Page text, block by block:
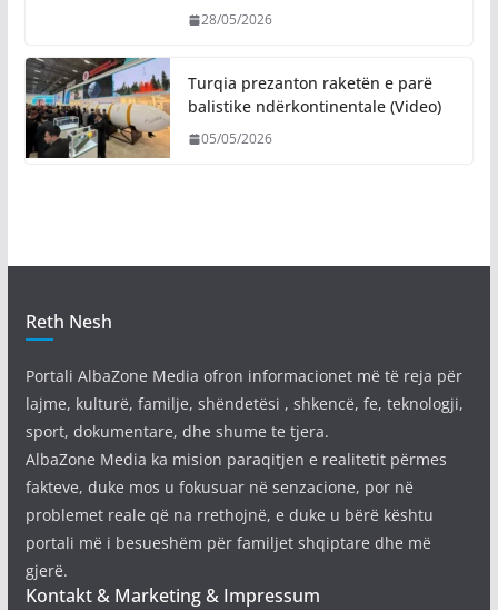
28/05/2026
Turqia prezanton raketën e parë
balistike ndërkontinentale (Video)
05/05/2026
Reth Nesh
Portali AlbaZone Media ofron informacionet më të reja për
lajme, kulturë, familje, shëndetësi , shkencë, fe, teknologji,
sport, dokumentare, dhe shume te tjera.
AlbaZone Media ka mision paraqitjen e realitetit përmes
fakteve, duke mos u fokusuar në senzacione, por në
problemet reale që na rrethojnë, e duke u bërë kështu
portali më i besueshëm për familjet shqiptare dhe më
gjerë.
Kontakt & Marketing & Impressum